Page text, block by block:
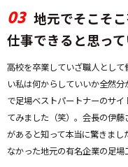
03 地元でそこそ
仕事できると思っ
高校を卒業していざ職人とし
い私は何からしていいか全然
で足場ベストパートナーのサ
てみました（笑）。会長の伊
があると知って本当に驚きま
なかった地元の有名企業の足